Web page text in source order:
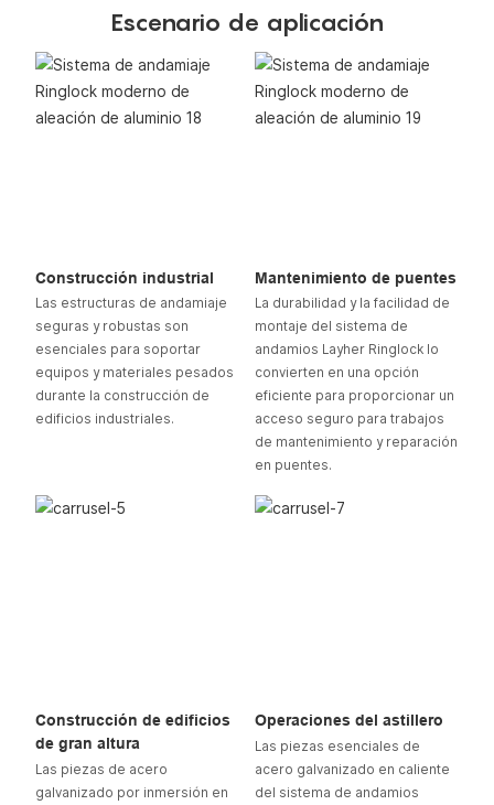
Escenario de aplicación
Construcción industrial
Las estructuras de andamiaje
seguras y robustas son
esenciales para soportar
equipos y materiales pesados ​​
durante la construcción de
edificios industriales.
Mantenimiento de puentes
La durabilidad y la facilidad de
montaje del sistema de
andamios Layher Ringlock lo
convierten en una opción
eficiente para proporcionar un
acceso seguro para trabajos
de mantenimiento y reparación
en puentes.
Construcción de edificios
de gran altura
Las piezas de acero
galvanizado por inmersión en
Operaciones del astillero
Las piezas esenciales de
acero galvanizado en caliente
del sistema de andamios